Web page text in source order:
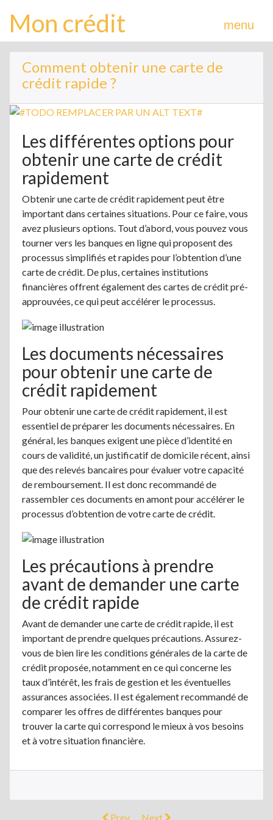
Mon crédit menu
Comment obtenir une carte de
crédit rapide ?
Les différentes options pour
obtenir une carte de crédit
rapidement
Obtenir une carte de crédit rapidement peut être
important dans certaines situations. Pour ce faire, vous
avez plusieurs options. Tout d’abord, vous pouvez vous
tourner vers les banques en ligne qui proposent des
processus simplifiés et rapides pour l’obtention d’une
carte de crédit. De plus, certaines institutions
financières offrent également des cartes de crédit pré-
approuvées, ce qui peut accélérer le processus.
Les documents nécessaires
pour obtenir une carte de
crédit rapidement
Pour obtenir une carte de crédit rapidement, il est
essentiel de préparer les documents nécessaires. En
général, les banques exigent une pièce d’identité en
cours de validité, un justificatif de domicile récent, ainsi
que des relevés bancaires pour évaluer votre capacité
de remboursement. Il est donc recommandé de
rassembler ces documents en amont pour accélérer le
processus d’obtention de votre carte de crédit.
Les précautions à prendre
avant de demander une carte
de crédit rapide
Avant de demander une carte de crédit rapide, il est
important de prendre quelques précautions. Assurez-
vous de bien lire les conditions générales de la carte de
crédit proposée, notamment en ce qui concerne les
taux d’intérêt, les frais de gestion et les éventuelles
assurances associées. Il est également recommandé de
comparer les offres de différentes banques pour
trouver la carte qui correspond le mieux à vos besoins
et à votre situation financière.
Prev Next